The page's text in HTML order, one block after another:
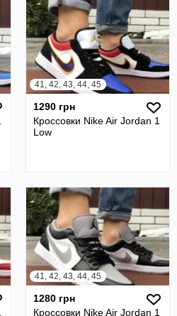
41, 42, 43, 44, 45
1290 грн
Кроссовки Nike Air Jordan 1
Low
41, 42, 43, 44, 45
1280 грн
Кроссовки Nike Air Jordan 1